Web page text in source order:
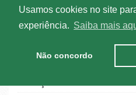
Usamos cookies no site
experiência.
Saiba mais
Não concordo
15/06/2020 Catalunha
estradas
Suíça:
em direção a Bardonnex
Alemanha: